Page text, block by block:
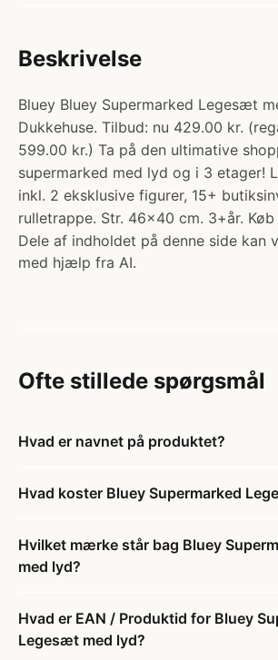
Beskrivelse
Bluey Bluey Supermarked Legesæt
Dukkehuse. Tilbud: nu 429.00 kr.
599.00 kr.) Ta på den ultimative
supermarked med lyd og i 3 etager!
inkl. 2 eksklusive figurer, 15+
rulletrappe. Str. 46x40 cm. 3+år.
Dele af indholdet på denne side kan
med hjælp fra AI.
Ofte stillede spørgsmål
Hvad er navnet på produktet?
Hvad koster Bluey Supermarked
Hvilket mærke står bag Bluey
med lyd?
Hvad er EAN / Produktid for Bluey
Legesæt med lyd?